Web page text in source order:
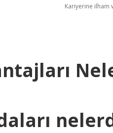
Kariyerine ilham